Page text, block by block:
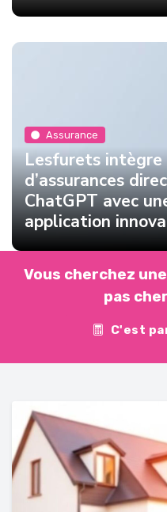
Assurance
Lesfurets intègre
d’assurances
ChatGPT avec
application
Vous cherchez
pas
C'est